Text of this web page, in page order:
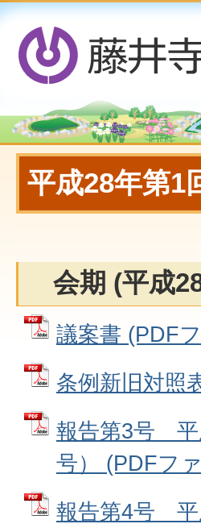
平成28年第1
会期 (平成
議案書 (PDF
条例新旧対照
報告第3号 平
号） (PDFフ
報告第4号 平